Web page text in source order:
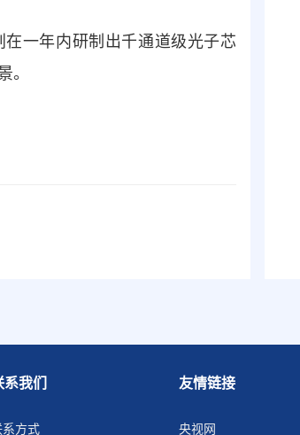
一年内研制出千通道级光子芯
。
系我们
系方式
友情链接
央视网